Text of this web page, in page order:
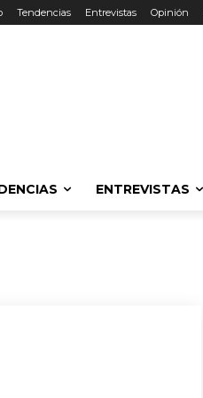
Tendencias Entrevistas Opinión
ENTREVISTAS